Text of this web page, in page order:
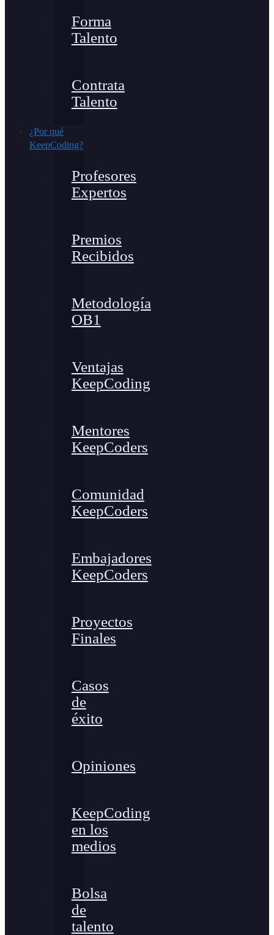
Forma
Talento
Contrata
Talento
¿Por qué
KeepCoding?
Profesores
Expertos
Premios
Recibidos
Metodología
OB1
Ventajas
KeepCoding
Mentores
KeepCoders
Comunidad
KeepCoders
Embajadores
KeepCoders
Proyectos
Finales
Casos
de
éxito
Opiniones
KeepCoding
en los
medios
Bolsa
de
talento